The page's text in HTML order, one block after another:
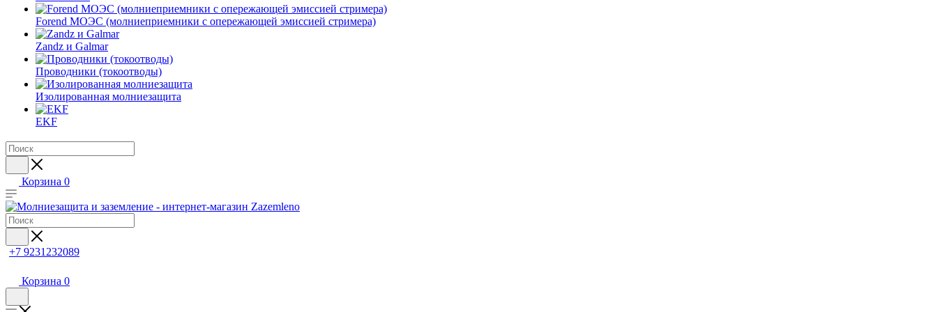
Forend МОЭС (молниеприемники с опережающей эмиссией стримера)
Zandz и Galmar
Проводники (токоотводы)
Изолированная молниезащита
EKF
Корзина 0
+7 9231232089
Корзина 0